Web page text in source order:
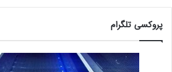
پروکسی تلگرام